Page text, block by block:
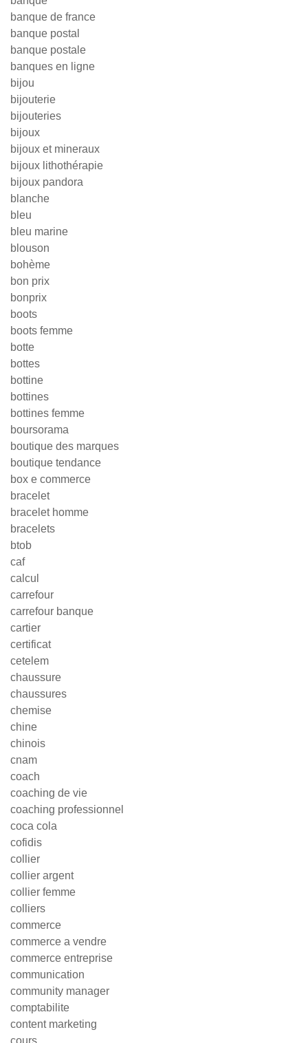
banque de france
banque postal
banque postale
banques en ligne
bijou
bijouterie
bijouteries
bijoux
bijoux et mineraux
bijoux lithothérapie
bijoux pandora
blanche
bleu
bleu marine
blouson
bohème
bon prix
bonprix
boots
boots femme
botte
bottes
bottine
bottines
bottines femme
boursorama
boutique des marques
boutique tendance
box e commerce
bracelet
bracelet homme
bracelets
btob
caf
calcul
carrefour
carrefour banque
cartier
certificat
cetelem
chaussure
chaussures
chemise
chine
chinois
cnam
coach
coaching de vie
coaching professionnel
coca cola
cofidis
collier
collier argent
collier femme
colliers
commerce
commerce a vendre
commerce entreprise
communication
community manager
comptabilite
content marketing
cours